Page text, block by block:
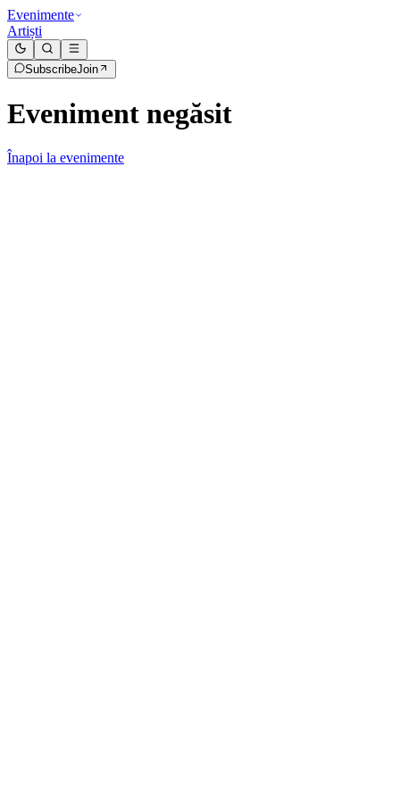
Evenimente
Artiști
SubscribeJoin
Eveniment negăsit
Înapoi la evenimente